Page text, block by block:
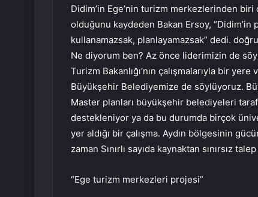
Didim’in Ege’nin turizm merkezlerinden biri
olduğunu kaydeden Bakan Ersoy,
kullanamazsak, planlayamazsak” dedi.
Ne diyorum ben? Az önce liderimizin de
Turizm Bakanlığı’nın çalışmalarıyla bir
Büyükşehir Belediyemize de söylüyoruz.
Master planları büyükşehir belediyeleri
destekleniyor ya da bu durumda birçok
yer aldığı bir çalışma. Aydın bölgesinin
zaman Sınırlı sayıda kaynaktan sınırsız
“Ege turizm merkezleri projesi”